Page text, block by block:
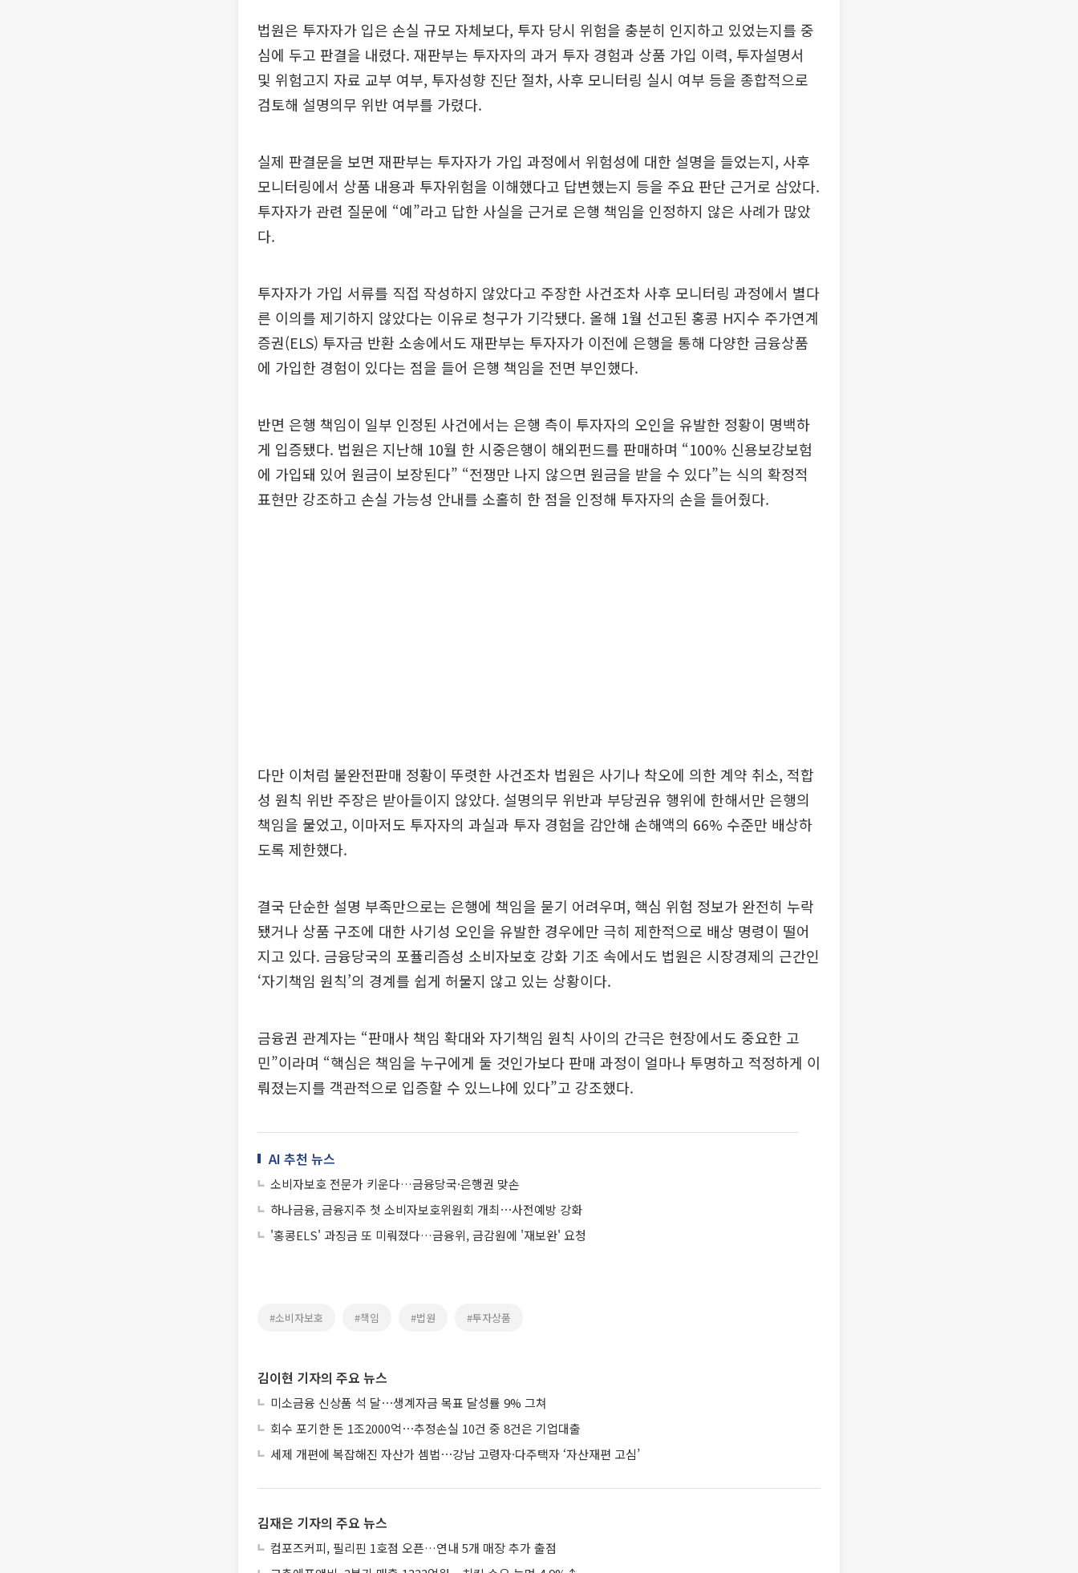
법원은 투자자가 입은 손실 규모 자체보다, 투자 당시 위험을 충분히 인지하고 있었는지를 중
심에 두고 판결을 내렸다. 재판부는 투자자의 과거 투자 경험과 상품 가입 이력, 투자설명서
및 위험고지 자료 교부 여부, 투자성향 진단 절차, 사후 모니터링 실시 여부 등을 종합적으로
검토해 설명의무 위반 여부를 가렸다.
실제 판결문을 보면 재판부는 투자자가 가입 과정에서 위험성에 대한 설명을 들었는지, 사후
모니터링에서 상품 내용과 투자위험을 이해했다고 답변했는지 등을 주요 판단 근거로 삼았다.
투자자가 관련 질문에 “예”라고 답한 사실을 근거로 은행 책임을 인정하지 않은 사례가 많았
다.
투자자가 가입 서류를 직접 작성하지 않았다고 주장한 사건조차 사후 모니터링 과정에서 별다
른 이의를 제기하지 않았다는 이유로 청구가 기각됐다. 올해 1월 선고된 홍콩 H지수 주가연계
증권(ELS) 투자금 반환 소송에서도 재판부는 투자자가 이전에 은행을 통해 다양한 금융상품
에 가입한 경험이 있다는 점을 들어 은행 책임을 전면 부인했다.
반면 은행 책임이 일부 인정된 사건에서는 은행 측이 투자자의 오인을 유발한 정황이 명백하
게 입증됐다. 법원은 지난해 10월 한 시중은행이 해외펀드를 판매하며 “100% 신용보강보험
에 가입돼 있어 원금이 보장된다” “전쟁만 나지 않으면 원금을 받을 수 있다”는 식의 확정적
표현만 강조하고 손실 가능성 안내를 소홀히 한 점을 인정해 투자자의 손을 들어줬다.
다만 이처럼 불완전판매 정황이 뚜렷한 사건조차 법원은 사기나 착오에 의한 계약 취소, 적합
성 원칙 위반 주장은 받아들이지 않았다. 설명의무 위반과 부당권유 행위에 한해서만 은행의
책임을 물었고, 이마저도 투자자의 과실과 투자 경험을 감안해 손해액의 66% 수준만 배상하
도록 제한했다.
결국 단순한 설명 부족만으로는 은행에 책임을 묻기 어려우며, 핵심 위험 정보가 완전히 누락
됐거나 상품 구조에 대한 사기성 오인을 유발한 경우에만 극히 제한적으로 배상 명령이 떨어
지고 있다. 금융당국의 포퓰리즘성 소비자보호 강화 기조 속에서도 법원은 시장경제의 근간인
‘자기책임 원칙’의 경계를 쉽게 허물지 않고 있는 상황이다.
금융권 관계자는 “판매사 책임 확대와 자기책임 원칙 사이의 간극은 현장에서도 중요한 고
민”이라며 “핵심은 책임을 누구에게 둘 것인가보다 판매 과정이 얼마나 투명하고 적정하게 이
뤄졌는지를 객관적으로 입증할 수 있느냐에 있다”고 강조했다.
AI 추천 뉴스
소비자보호 전문가 키운다…금융당국·은행권 맞손
하나금융, 금융지주 첫 소비자보호위원회 개최⋯사전예방 강화
'홍콩ELS' 과징금 또 미뤄졌다…금융위, 금감원에 '재보완' 요청
#소비자보호 #책임 #법원 #투자상품
김이현 기자의 주요 뉴스
미소금융 신상품 석 달⋯생계자금 목표 달성률 9% 그쳐
회수 포기한 돈 1조2000억⋯추정손실 10건 중 8건은 기업대출
세제 개편에 복잡해진 자산가 셈법⋯강남 고령자·다주택자 ‘자산재편 고심’
김재은 기자의 주요 뉴스
컴포즈커피, 필리핀 1호점 오픈…연내 5개 매장 추가 출점